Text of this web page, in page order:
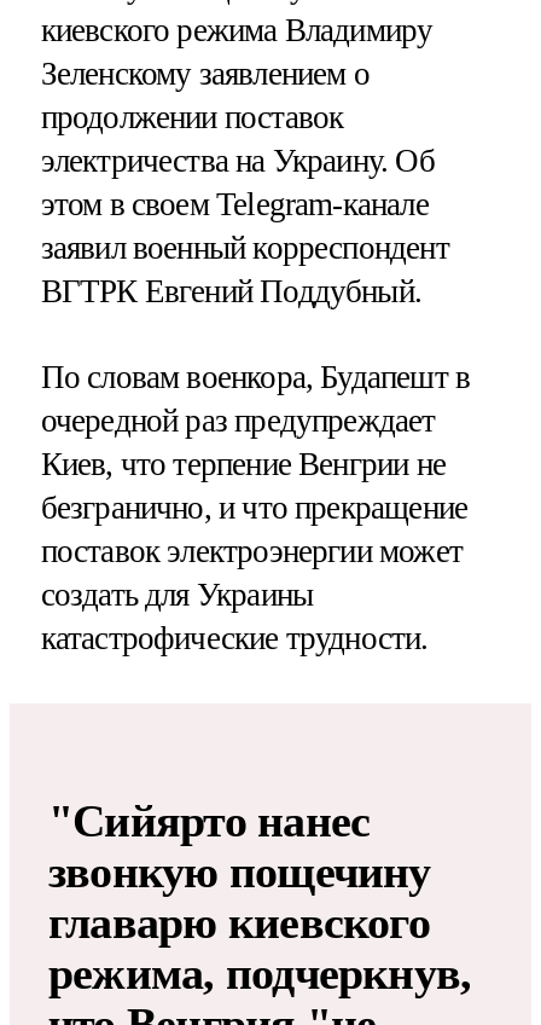
киевского режима Владимиру
Зеленскому заявлением о
продолжении поставок
электричества на Украину. Об
этом в своем Telegram-канале
заявил военный корреспондент
ВГТРК Евгений Поддубный.
По словам военкора, Будапешт в
очередной раз предупреждает
Киев, что терпение Венгрии не
безгранично, и что прекращение
поставок электроэнергии может
создать для Украины
катастрофические трудности.
"Сийярто нанес
звонкую пощечину
главарю киевского
режима, подчеркнув,